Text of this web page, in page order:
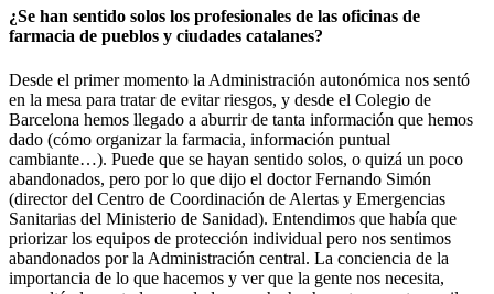
¿Se han sentido solos los profesionales de las oficinas de
farmacia de pueblos y ciudades catalanes?
Desde el primer momento la Administración autonómica nos sentó
en la mesa para tratar de evitar riesgos, y desde el Colegio de
Barcelona hemos llegado a aburrir de tanta información que hemos
dado (cómo organizar la farmacia, información puntual
cambiante…). Puede que se hayan sentido solos, o quizá un poco
abandonados, pero por lo que dijo el doctor Fernando Simón
(director del Centro de Coordinación de Alertas y Emergencias
Sanitarias del Ministerio de Sanidad). Entendimos que había que
priorizar los equipos de protección individual pero nos sentimos
abandonados por la Administración central. La conciencia de la
importancia de lo que hacemos y ver que la gente nos necesita,